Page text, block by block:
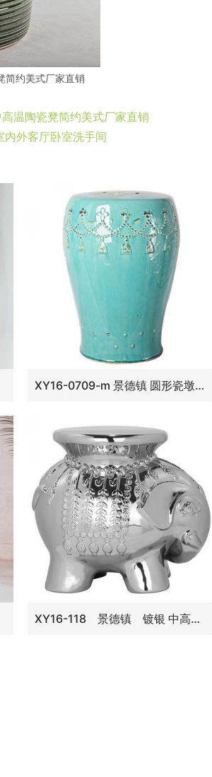
简约美式厂家直销
温陶瓷凳简约美式厂家直销
外客厅卧室洗手间
XY16-0709-m 景德镇 圆形瓷墩中高温色釉陶瓷凳室内室外摆设淘宝代发
XY16-118 景德镇 镀银 中高温色釉大象凳子 凉墩 陶瓷凳 厂家直销